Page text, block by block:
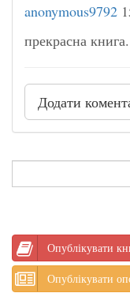
anonymous9792
прекрасна книга.
Додати
Опублікувати
Опублікувати